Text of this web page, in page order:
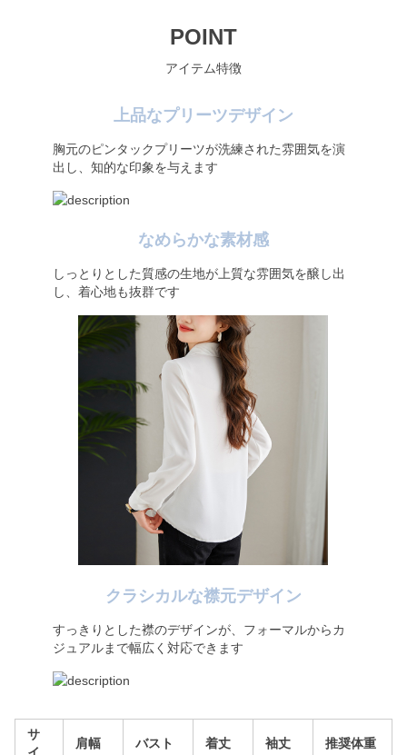
POINT
アイテム特徴
上品なプリーツデザイン
胸元のピンタックプリーツが洗練された雰囲気を演
出し、知的な印象を与えます
し、着心地も抜群です
ジュアルまで幅広く対応できます
イ
ズ